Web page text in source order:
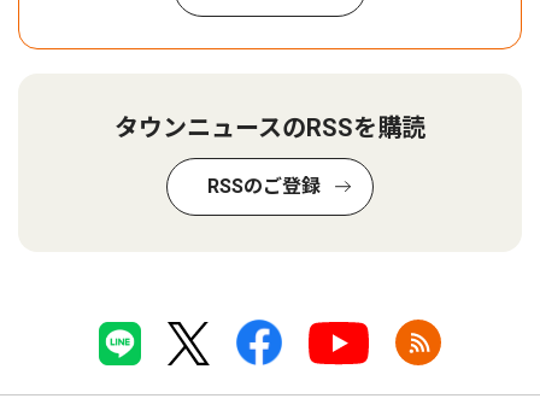
タウンニュースのRSSを購読
RSSのご登録